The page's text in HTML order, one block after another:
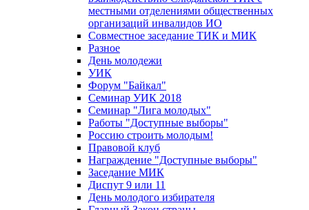
местными отделениями общественных
организаций инвалидов ИО
Совместное заседание ТИК и МИК
Разное
День молодежи
УИК
Форум "Байкал"
Семинар УИК 2018
Семинар "Лига молодых"
Работы "Доступные выборы"
Россию строить молодым!
Правовой клуб
Награждение "Доступные выборы"
Заседание МИК
Диспут 9 или 11
День молодого избирателя